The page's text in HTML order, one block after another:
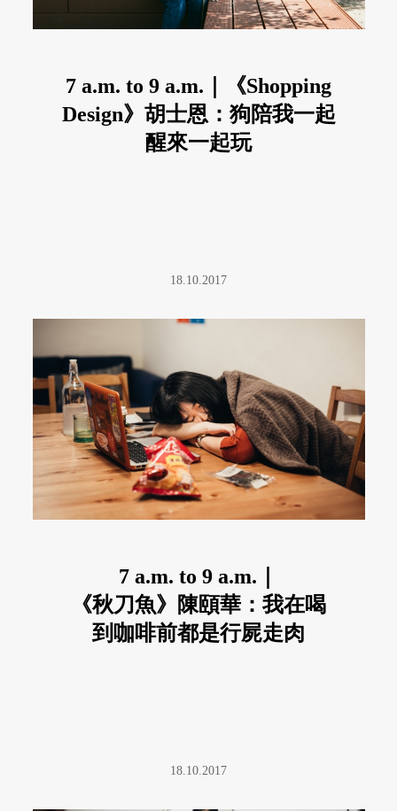
7 a.m. to 9 a.m.｜《Shopping
Design》胡士恩：狗陪我一起
醒來一起玩
18.10.2017
7 a.m. to 9 a.m.｜
《秋刀魚》陳頤華：我在喝
到咖啡前都是行屍走肉
18.10.2017